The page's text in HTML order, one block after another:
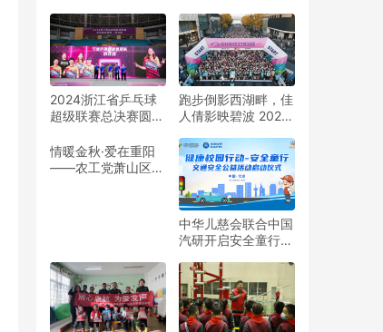
双向奔赴
2024浙江省乒乓球
超级联赛总决赛圆满
跑步倒影西湖畔，佳
人倩影映碧波 2024
靓丽开赛
情暖金秋·爱在重阳
——农工党萧山区基
中华儿慈会联合中国
汽研开启安全童行公